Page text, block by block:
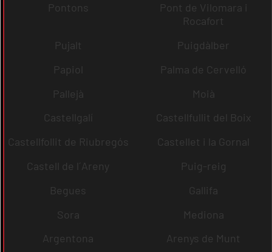
Pontons
Pont de Vilomara i
Rocafort
Pujalt
Puigdàlber
Papiol
Palma de Cervelló
Pallejà
Moià
Castellgalí
Castellfullit del Boix
Castellfollit de Riubregós
Castellet i la Gornal
Castell de l´Areny
Puig-reig
Begues
Gallifa
Sora
Mediona
Argentona
Arenys de Munt